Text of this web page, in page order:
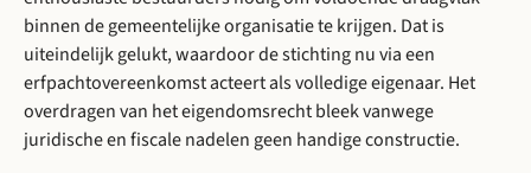
binnen de gemeentelijke organisatie te krijgen. Dat is
uiteindelijk gelukt, waardoor de stichting nu via een
erfpachtovereenkomst acteert als volledige eigenaar. Het
overdragen van het eigendomsrecht bleek vanwege
juridische en fiscale nadelen geen handige constructie.